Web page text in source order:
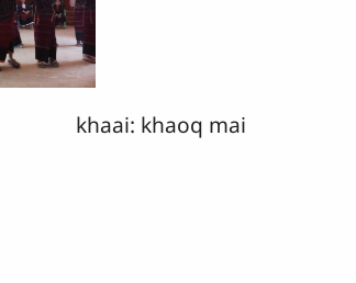
khaai: khaoq mai